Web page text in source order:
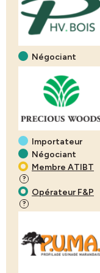
Négociant
Importateur
Négociant
Membre ATIBT
?
Opérateur F&P
?